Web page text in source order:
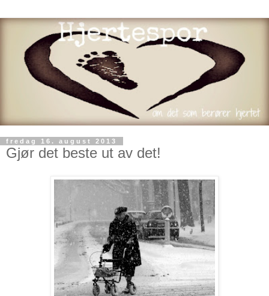
fredag 16. august 2013
Gjør det beste ut av det!